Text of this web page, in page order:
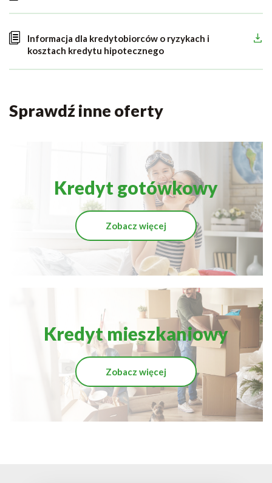
Informacja dla kredytobiorców o ryzykach i
kosztach kredytu hipotecznego
Sprawdź inne oferty
Kredyt gotówkowy
Zobacz więcej
Kredyt mieszkaniowy
Zobacz więcej